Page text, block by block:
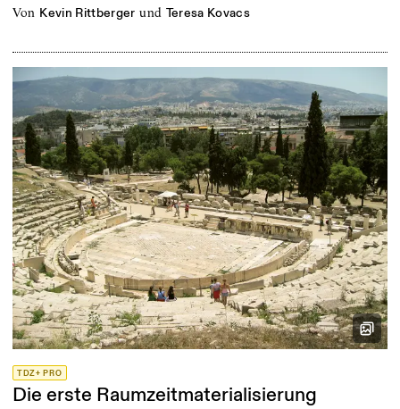
von Kevin Rittberger und Teresa Kovacs
TDZ+ PRO
Die erste Raumzeitmaterialisierung